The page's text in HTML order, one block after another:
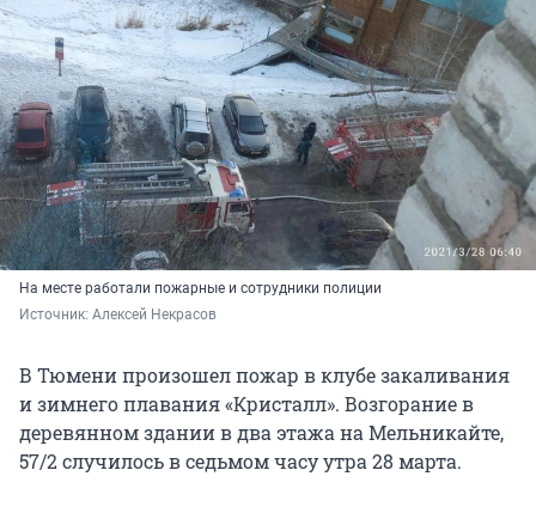
На месте работали пожарные и сотрудники полиции
Источник: Алексей Некрасов
В Тюмени произошел пожар в клубе закаливания
и зимнего плавания «Кристалл». Возгорание в
деревянном здании в два этажа на Мельникайте,
57/2 случилось в седьмом часу утра 28 марта.